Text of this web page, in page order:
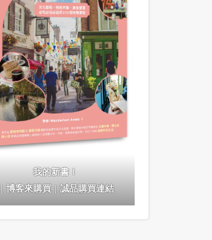
我的新書！
｜博客來購買｜誠品購買連結